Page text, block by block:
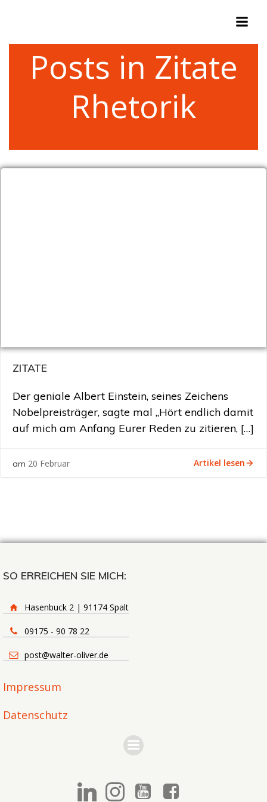
Posts in Zitate
Rhetorik
ZITATE
Der geniale Albert Einstein, seines Zeichens
Nobelpreisträger, sagte mal „Hört endlich damit
auf mich am Anfang Eurer Reden zu zitieren, […]
am 20 Februar Artikel lesen
SO ERREICHEN SIE MICH:
Hasenbuck 2 | 91174 Spalt
09175 - 90 78 22
post@walter-oliver.de
Impressum
Datenschutz